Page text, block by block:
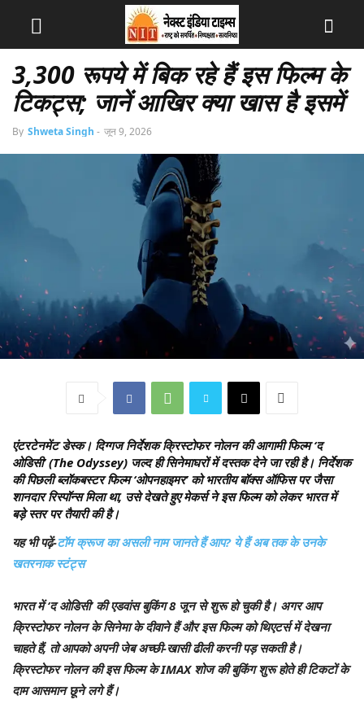
3,300 रूपये में बिक रहे हैं इस फिल्म के
टिकट्स; जानें आखिर क्या खास है इसमें
By Shweta Singh - जून 9, 2026
एंटरटेनमेंट डेस्क। दिग्गज निर्देशक क्रिस्टोफर नोलन की आगामी फिल्म ‘द
ओडिसी’ (The Odyssey) जल्द ही सिनेमाघरों में दस्तक देने जा रही है। निर्देशक
की पिछली ब्लॉकबस्टर फिल्म ‘ओपनहाइमर’ को भारतीय बॉक्स ऑफिस पर जैसा
शानदार रिस्पॉन्स मिला था, उसे देखते हुए मेकर्स ने इस फिल्म को लेकर भारत में
बड़े स्तर पर तैयारी की है।
यह भी पढ़ें-टॉम क्रूज का असली नाम जानते हैं आप? ये हैं अब तक के उनके
खतरनाक स्टंट्स
भारत में ‘द ओडिसी’ की एडवांस बुकिंग 8 जून से शुरू हो चुकी है। अगर आप
क्रिस्टोफर नोलन के सिनेमा के दीवाने हैं और इस फिल्म को थिएटर्स में देखना
चाहते हैं, तो आपको अपनी जेब अच्छी-खासी ढीली करनी पड़ सकती है।
क्रिस्टोफर नोलन की इस फिल्म के IMAX शोज की बुकिंग शुरू होते ही टिकटों के
दाम आसमान छूने लगे हैं।